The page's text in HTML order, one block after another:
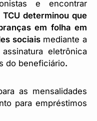
e encontrar
TCU determinou que
em folha em
sociais mediante a
eletrônica
do beneficiário.
as mensalidades
para empréstimos